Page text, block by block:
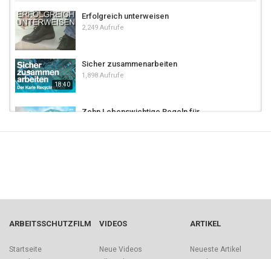
Erfolgreich unterweisen
2,249 Aufrufe
18:40
Sicher zusammenarbeiten
1,898 Aufrufe
Zehn Lebenswichtige Regeln für
1,315 Aufrufe
Lebenswichtige Regeln für Gewerbe und
ARBEITSSCHUTZFILM
Startseite
VIDEOS
Neue Videos
ARTIKEL
Neueste Artikel